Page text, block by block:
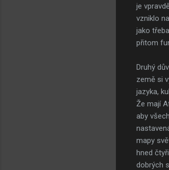
je
vzniklo
jako
přitom
Druhý
země si
jazyka,
Že mají
aby
mapy
hned
dobrých